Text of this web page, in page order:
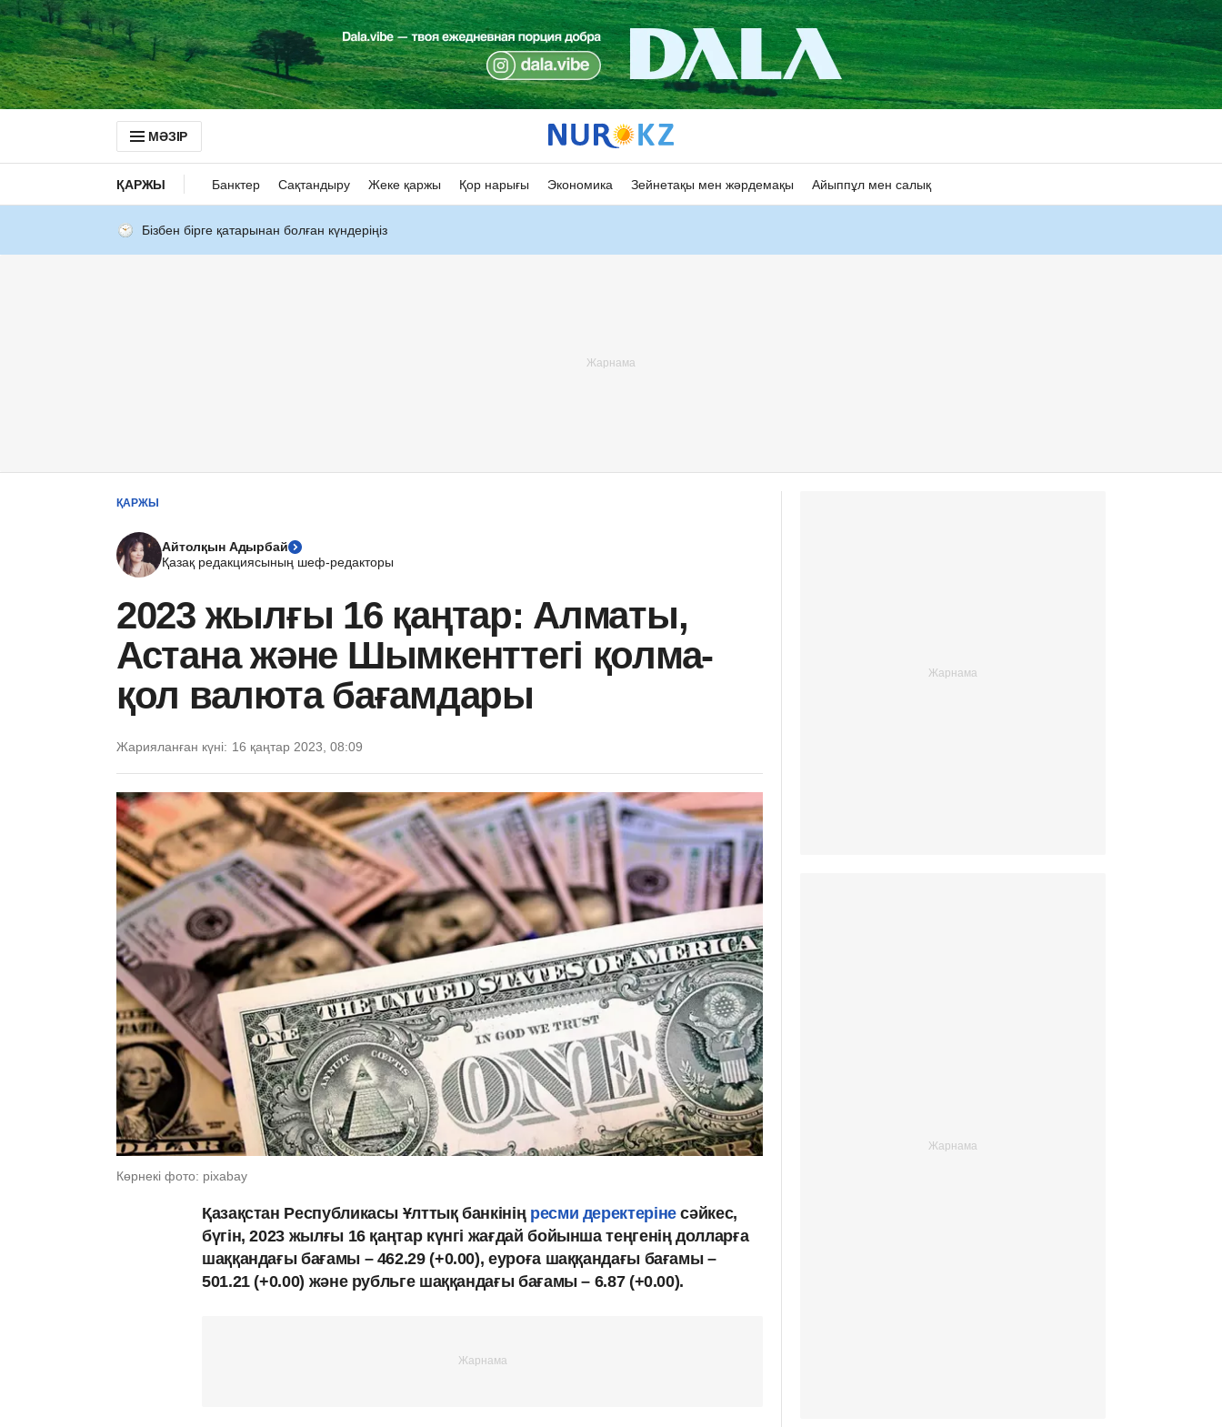
МӘЗІР
ҚАРЖЫ Банктер Сақтандыру Жеке қаржы Қор нарығы Экономика Зейнетақы мен жәрдемақы Айыппұл мен салық
Бізбен бірге қатарынан болған күндеріңіз
ҚАРЖЫ
Айтолқын Адырбай
Қазақ редакциясының шеф-редакторы
2023 жылғы 16 қаңтар: Алматы,
Астана және Шымкенттегі қолма-
қол валюта бағамдары
Жарияланған күні: 16 қаңтар 2023, 08:09
Көрнекі фото: pixabay
Қазақстан Республикасы Ұлттық банкінің ресми деректерінесәйкес,
бүгін, 2023 жылғы 16 қаңтар күнгі жағдай бойынша теңгенің долларға
шаққандағы бағамы – 462.29 (+0.00), еуроға шаққандағы бағамы –
501.21 (+0.00) және рубльге шаққандағы бағамы – 6.87 (+0.00).